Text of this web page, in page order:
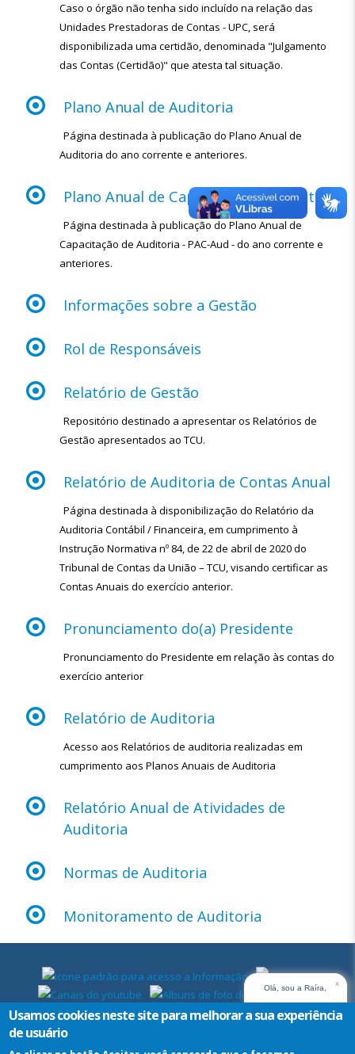
Caso o órgão não tenha sido incluído na relação das
Unidades Prestadoras de Contas - UPC, será
disponibilizada uma certidão, denominada "Julgamento
das Contas (Certidão)" que atesta tal situação.
Plano Anual de Auditoria
Página destinada à publicação do Plano Anual de
Auditoria do ano corrente e anteriores.
Plano Anual de Capacitação de Auditoria
Página destinada à publicação do Plano Anual de
Capacitação de Auditoria - PAC-Aud - do ano corrente e
anteriores.
Informações sobre a Gestão
Rol de Responsáveis
Relatório de Gestão
Repositório destinado a apresentar os Relatórios de
Gestão apresentados ao TCU.
Relatório de Auditoria de Contas Anual
Página destinada à disponibilização do Relatório da
Auditoria Contábil / Financeira, em cumprimento à
Instrução Normativa nº 84, de 22 de abril de 2020 do
Tribunal de Contas da União – TCU, visando certificar as
Contas Anuais do exercício anterior.
Pronunciamento do(a) Presidente
Pronunciamento do Presidente em relação às contas do
exercício anterior
Relatório de Auditoria
Acesso aos Relatórios de auditoria realizadas em
cumprimento aos Planos Anuais de Auditoria
Relatório Anual de Atividades de
Auditoria
Normas de Auditoria
Monitoramento de Auditoria
Olá, sou a Raíra,
assistente virtual do
TRT14. Em que posso
x
Usamos cookies neste site para melhorar a sua experiência
de usuário